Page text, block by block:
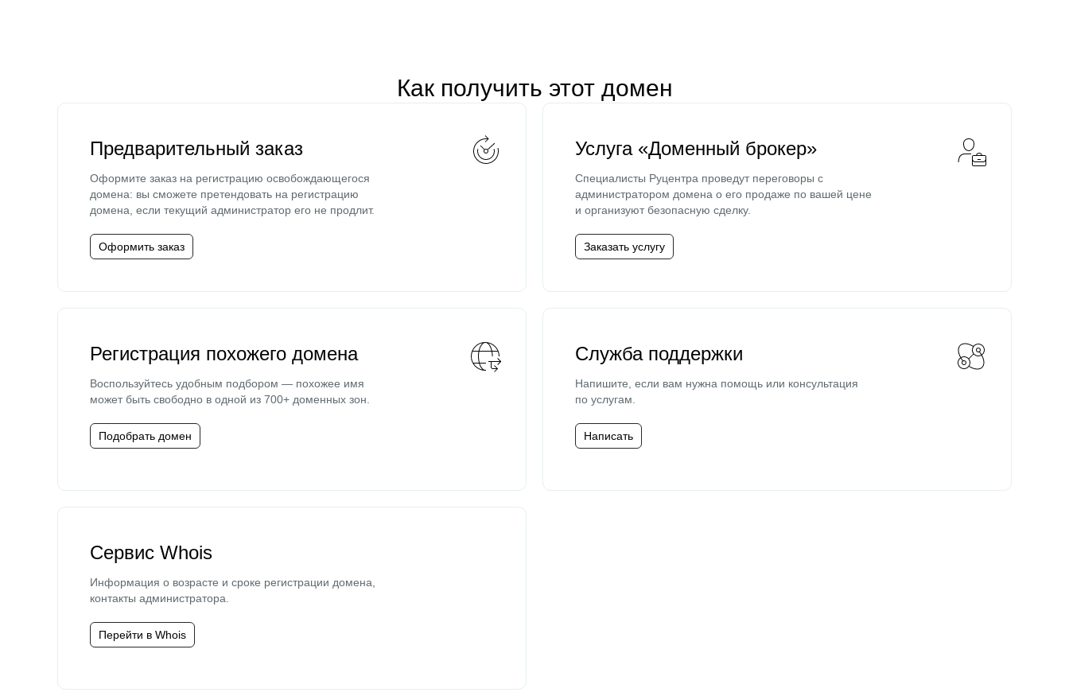
Как получить этот домен
Предварительный заказ
Оформите заказ на регистрацию освобождающегося
домена: вы сможете претендовать на регистрацию
домена, если текущий администратор его не продлит.
Оформить заказ
Услуга «Доменный брокер»
Специалисты Руцентра проведут переговоры с
администратором домена о его продаже по вашей цене
и организуют безопасную сделку.
Заказать услугу
Регистрация похожего домена
Воспользуйтесь удобным подбором — похожее имя
может быть свободно в одной из 700+ доменных зон.
Подобрать домен
Служба поддержки
Напишите, если вам нужна помощь или консультация
по услугам.
Написать
Сервис Whois
Информация о возрасте и сроке регистрации домена,
контакты администратора.
Перейти в Whois